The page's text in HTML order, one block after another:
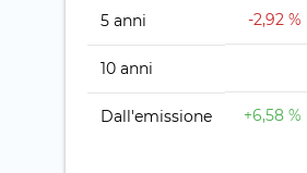
5 anni -2,92 %
10 anni
Dall'emissione +6,58 %